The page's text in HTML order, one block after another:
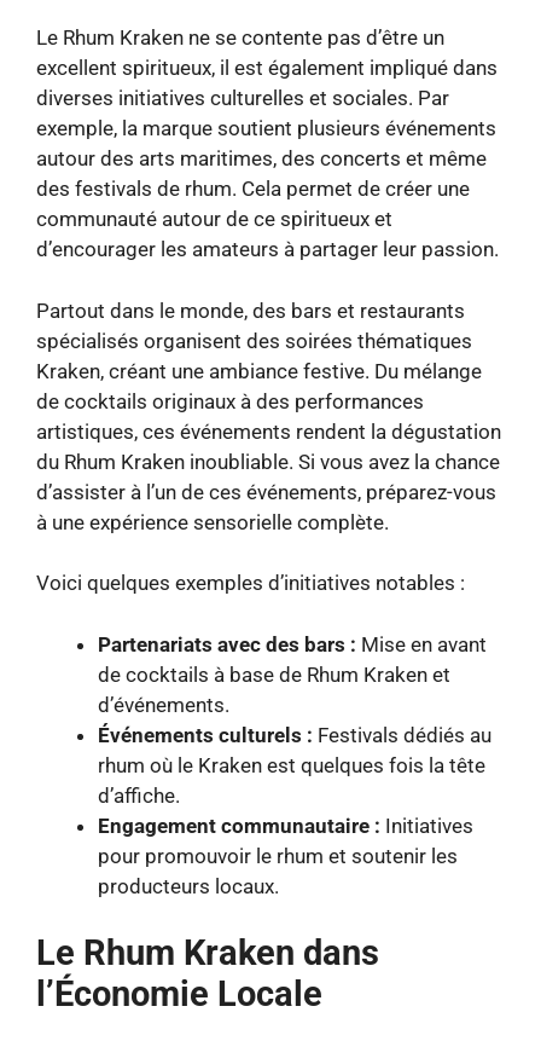
Le Rhum Kraken ne se contente pas d’être un
excellent spiritueux, il est également impliqué dans
diverses initiatives culturelles et sociales. Par
exemple, la marque soutient plusieurs événements
autour des arts maritimes, des concerts et même
des festivals de rhum. Cela permet de créer une
communauté autour de ce spiritueux et
d’encourager les amateurs à partager leur passion.
Partout dans le monde, des bars et restaurants
spécialisés organisent des soirées thématiques
Kraken, créant une ambiance festive. Du mélange
de cocktails originaux à des performances
artistiques, ces événements rendent la dégustation
du Rhum Kraken inoubliable. Si vous avez la chance
d’assister à l’un de ces événements, préparez-vous
à une expérience sensorielle complète.
Voici quelques exemples d’initiatives notables :
Partenariats avec des bars : Mise en avant
de cocktails à base de Rhum Kraken et
d’événements.
Événements culturels : Festivals dédiés au
rhum où le Kraken est quelques fois la tête
d’affiche.
Engagement communautaire : Initiatives
pour promouvoir le rhum et soutenir les
producteurs locaux.
Le Rhum Kraken dans
l’Économie Locale